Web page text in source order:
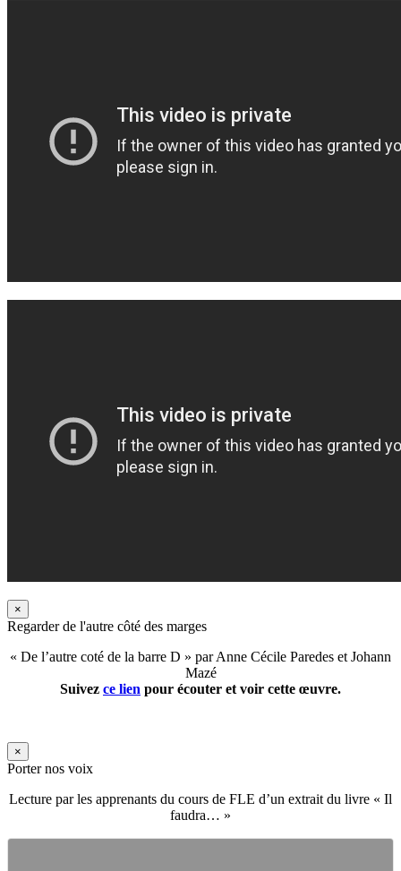
×
Regarder de l'autre côté des marges
« De l’autre coté de la barre D » par Anne Cécile Paredes et Johann
Mazé
Suivez ce lien pour écouter et voir cette œuvre.
×
Porter nos voix
Lecture par les apprenants du cours de FLE d’un extrait du livre « Il
faudra… »